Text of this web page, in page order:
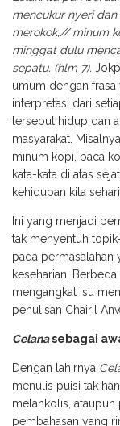
mencukur nyeri
merokok,// minum
minggat dulu
sepatu. (hlm 7).
umum dengan
interpretasi dari
tersebut hidup dan
masyarakat.
minum kopi, baca
kata-kata di atas
kehidupan kita
Ini yang menjadi
tak menyentuh
pada permasalahan
keseharian.
mengangkat isu
penulisan Chairil
Celanasebagai
Dengan lahirnya
menulis puisi tak
melankolis,
pembahasan yang